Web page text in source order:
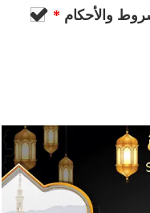
والأحكام *